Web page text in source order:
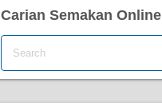
Carian Semakan Online